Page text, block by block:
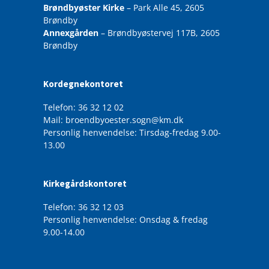
Brøndbyøster Kirke – Park Alle 45, 2605
Brøndby
Annexgården – Brøndbyøstervej 117B, 2605
Brøndby
Kordegnekontoret
Telefon: 36 32 12 02
Mail: broendbyoester.sogn@km.dk
Personlig henvendelse: Tirsdag-fredag 9.00-
13.00
Kirkegårdskontoret
Telefon: 36 32 12 03
Personlig henvendelse: Onsdag & fredag
9.00-14.00